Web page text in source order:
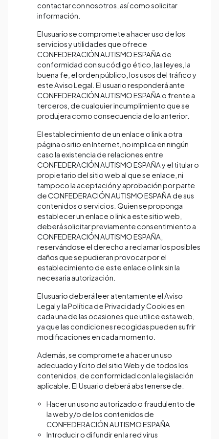
contactar con nosotros, así como solicitar
información.
El usuario se compromete a hacer uso de los
servicios y utilidades que ofrece
CONFEDERACIÓN AUTISMO ESPAÑA de
conformidad con su código ético, las leyes, la
buena fe, el orden público, los usos del tráfico y
este Aviso Legal. El usuario responderá ante
CONFEDERACIÓN AUTISMO ESPAÑA o frente a
terceros, de cualquier incumplimiento que se
produjera como consecuencia de lo anterior.
El establecimiento de un enlace o link a otra
página o sitio en Internet, no implica en ningún
caso la existencia de relaciones entre
CONFEDERACIÓN AUTISMO ESPAÑA y el titular o
propietario del sitio web al que se enlace, ni
tampoco la aceptación y aprobación por parte
de CONFEDERACIÓN AUTISMO ESPAÑA de sus
contenidos o servicios. Quien se proponga
establecer un enlace o link a este sitio web,
deberá solicitar previamente consentimiento a
CONFEDERACIÓN AUTISMO ESPAÑA,
reservándose el derecho a reclamar los posibles
daños que se pudieran provocar por el
establecimiento de este enlace o link sin la
necesaria autorización.
El usuario deberá leer atentamente el Aviso
Legal y la Política de Privacidad y Cookies en
cada una de las ocasiones que utilice esta web,
ya que las condiciones recogidas pueden sufrir
modificaciones en cada momento.
Además, se compromete a hacer un uso
adecuado y lícito del sitio Web y de todos los
contenidos, de conformidad con la legislación
aplicable. El Usuario deberá abstenerse de:
Hacer un uso no autorizado o fraudulento de
la web y/o de los contenidos de
CONFEDERACIÓN AUTISMO ESPAÑA
Introducir o difundir en la red virus